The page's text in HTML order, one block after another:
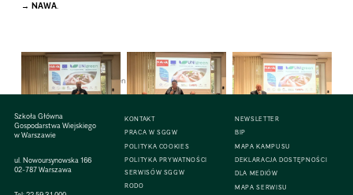
NAWA
Green Campus, Unigreen
Szkoła Główna
Gospodarstwa Wiejskiego
w Warszawie
ul. Nowoursynowska 166
02-787 Warszawa
KONTAKT
PRACA W SGGW
POLITYKA COOKIES
POLITYKA PRYWATNOŚCI
SERWISÓW SGGW
RODO
NEWSLETTER
BIP
MAPA KAMPUSU
DEKLARACJA DOSTĘPNOŚCI
DLA MEDIÓW
MAPA SERWISU